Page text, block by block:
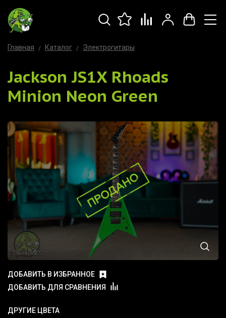
Главная Каталог Электрогитары
Jackson JS1X Rhoads
Minion Neon Green
ДОБАВИТЬ В ИЗБРАННОЕ
ДОБАВИТЬ ДЛЯ СРАВНЕНИЯ
ДРУГИЕ ЦВЕТА